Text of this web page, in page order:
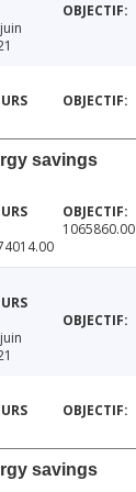
savings
1065860.00
savings